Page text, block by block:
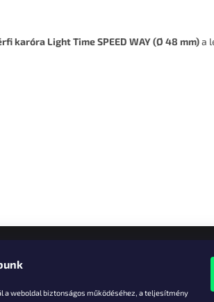
a weboldal biztonságos működéséhez, a teljesítmény
karóra Light Time SPEED WAY (Ø 48 mm)a